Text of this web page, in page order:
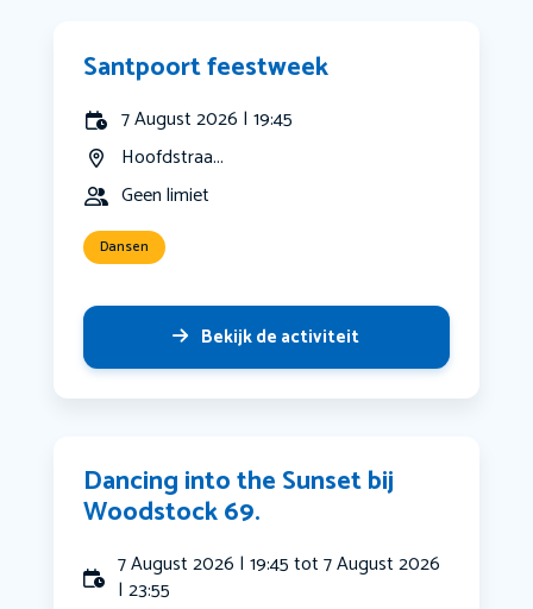
Santpoort feestweek
7 August 2026 | 19:45
Hoofdstraa...
Geen limiet
Dansen
Bekijk de activiteit
Dancing into the Sunset bij
Woodstock 69.
7 August 2026 | 19:45 tot 7 August 2026
| 23:55